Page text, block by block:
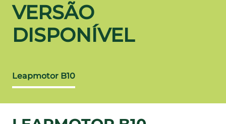
VERSÃO
DISPONÍVEL
Leapmotor B10